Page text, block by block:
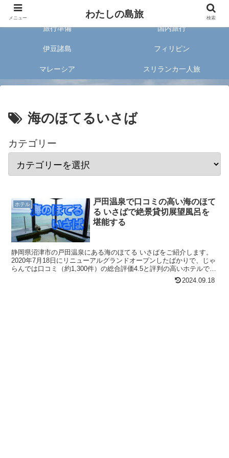
旅好きな20代女子が案内する旅のあれこれ✈︎
旅行準備 国内旅行
伊豆諸島 フィリピン
マレーシア スリランカ一人旅
海のほてるいさば
カテゴリー
ホテル
戸田温泉で口コミの高い海のほて
る いさばで絶景貸切展望風呂を
堪能する
静岡県沼津市の戸田温泉にある海のほてる いさばをご紹介します。
2020年7月18日にリニューアルグランドオープンしたばかりで、じゃ
らんでは口コミ（約1,300件）の総合評価4.5と評判の高いホテルで
2024.09.18
メニュー わたしの島旅 検索